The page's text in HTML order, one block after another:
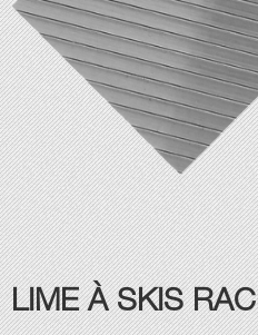
LIME À SKIS
Skip
to
the